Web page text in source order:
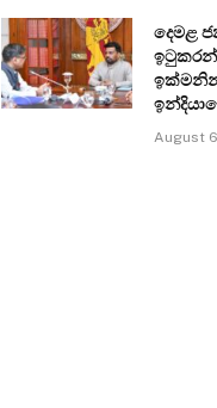
දෙමළ
August